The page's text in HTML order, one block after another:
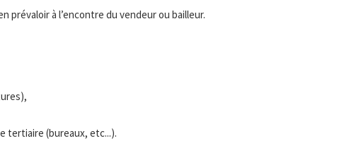
prévaloir à l’encontre du vendeur ou bailleur.
tertiaire (bureaux, etc...).